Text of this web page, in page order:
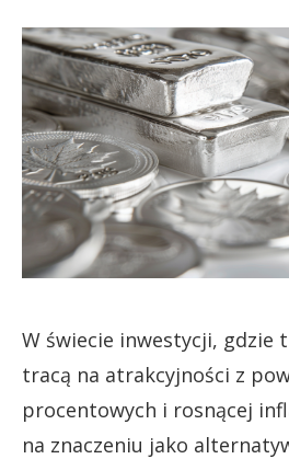
W świecie inwestycji, gdzie
tracą na atrakcyjności z
procentowych i rosnącej
na znaczeniu jako